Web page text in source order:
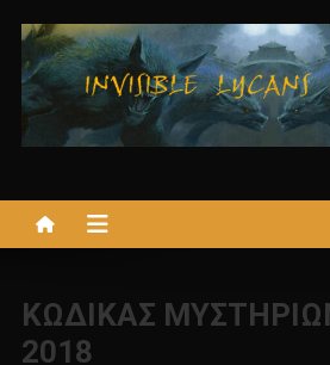
στο
περιεχόμενο
ΚΩΔΙΚΑΣ
2018